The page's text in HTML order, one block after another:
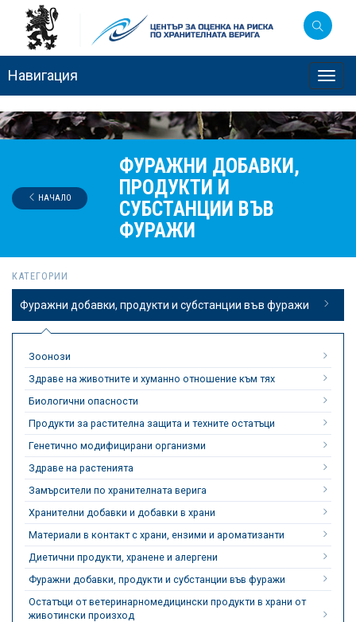
Навигация
ФУРАЖНИ ДОБАВКИ,
ПРОДУКТИ И
СУБСТАНЦИИ ВЪВ
ФУРАЖИ
НАЧАЛО
КАТЕГОРИИ
Фуражни добавки, продукти и субстанции във фуражи
Зоонози
Здраве на животните и хуманно отношение към тях
Биологични опасности
Продукти за растителна защита и техните остатъци
Генетично модифицирани организми
Здраве на растенията
Замърсители по хранителната верига
Хранителни добавки и добавки в храни
Материали в контакт с храни, ензими и ароматизанти
Диетични продукти, хранене и алергени
Фуражни добавки, продукти и субстанции във фуражи
Остатъци от ветеринарномедицински продукти в храни от
животински произход